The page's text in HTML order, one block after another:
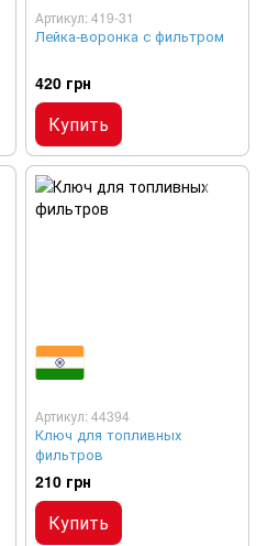
Артикул: 419-31
Лейка-воронка с фильтром
420 грн
Купить
Артикул: 44394
Ключ для топливных
фильтров
210 грн
Купить